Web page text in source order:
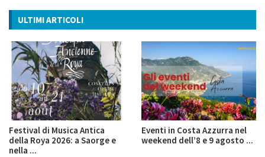
ULTIMI ARTICOLI
Festival di Musica Antica
della Roya 2026: a Saorge e
nella ...
Eventi in Costa Azzurra nel
weekend dell’8 e 9 agosto ...